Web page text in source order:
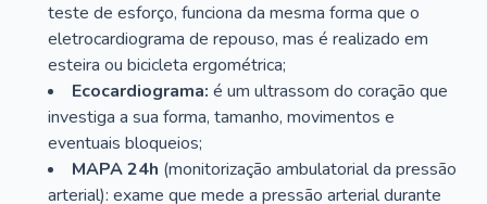
teste de esforço, funciona da mesma forma que o
eletrocardiograma de repouso, mas é realizado em
esteira ou bicicleta ergométrica;
Ecocardiograma: é um ultrassom do coração que
investiga a sua forma, tamanho, movimentos e
eventuais bloqueios;
MAPA 24h (monitorização ambulatorial da pressão
arterial): exame que mede a pressão arterial durante